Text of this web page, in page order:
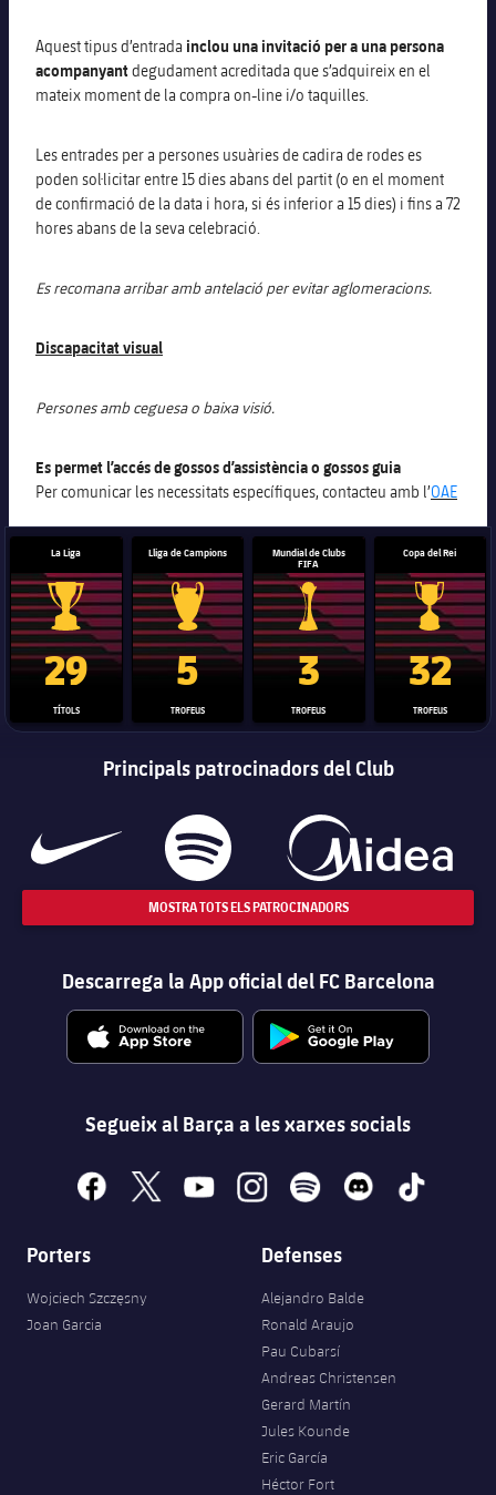
Calendari
Classificació
Voleibol masculí
plusicon
més
Apunta't a les amateurs
Carnet de l'Esportista Amateur
League of Legends
VALORANT Rising
Aquest tipus d’entrada inclou una invitació per a una persona
acompanyantdegudament acreditada que s’adquireix en el
mateix moment de la compra on-line i/o taquilles.
Les entrades per a persones usuàries de cadira de rodes es
poden sol·licitar entre 15 dies abans del partit (o en el moment
de confirmació de la data i hora, si és inferior a 15 dies) i fins a 72
hores abans de la seva celebració.
Es recomana arribar amb antelació per evitar aglomeracions.
Discapacitat visual
Persones amb ceguesa o baixa visió.
Es permet l’accés de gossos d’assistència o gossos guia
Per comunicar les necessitats específiques, contacteu amb l’OAE
La Liga
Trofeu de la Liga
29
TÍTOLS
Lliga de Campions
Trofeu de la Lliga de Campions
5
TROFEUS
Mundial de Clubs
FIFA
Trofeu del Mundial de Clubs
3
TROFEUS
Copa del Rei
Copa del
32
TROFEUS
Principals patrocinadors del Club
MOSTRA TOTS ELS PATROCINADORS
Descarrega la App oficial del FC Barcelona
Segueix al Barça a les xarxes socials
facebook
x youtubeinstagramspotify discord tiktok
Porters
Wojciech Szczęsny
Joan Garcia
Defenses
Alejandro Balde
Ronald Araujo
Pau Cubarsí
Andreas Christensen
Gerard Martín
Jules Kounde
Eric García
Héctor Fort